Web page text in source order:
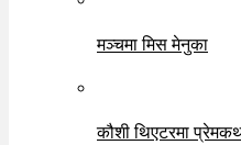
मञ्चमा मिस मेनुका
कौशी थिएटरमा